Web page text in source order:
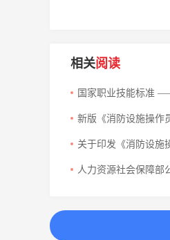
相关阅读
国家职业技能标准
新版《消防设施操作
关于印发《消防设施操作员
人力资源社会保障部公